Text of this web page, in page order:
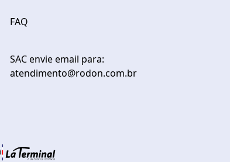
FAQ
SAC envie email para:
atendimento@rodon.com.br